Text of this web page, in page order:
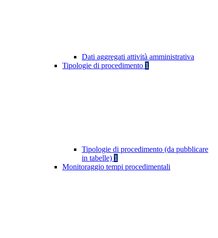
Dati aggregati attività amministrativa
Tipologie di procedimento 1
Tipologie di procedimento (da pubblicare
in tabelle) 1
Monitoraggio tempi procedimentali